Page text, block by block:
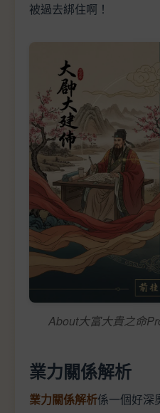
被過去綁住啊！
About大富大貴之命
業力關係解析
業力關係解析係一個好深